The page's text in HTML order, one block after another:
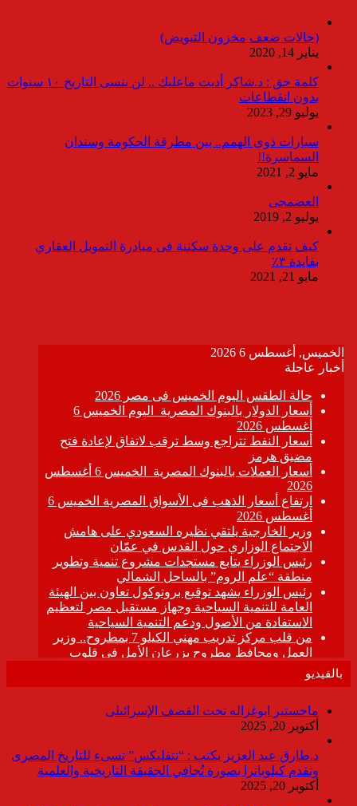
(حالات ضعف مخزون التبويض)
يناير 14, 2020
كلمة حق : د.شاكر أديت ماعليك .. لن ينسى التاريخ ١٠ سنوات
بدون انقطاعات
يوليو 29, 2023
سيارات ذوى الهمم.. بين مطرقة الحكومة وسندان
السماسرة!!
مايو 2, 2021
العضمجى
يوليو 2, 2019
كيف تقدم على وحدة سكنية فى مبادرة التمويل العقاري
بفايدة ٣٪
مايو 21, 2021
بالفيديو
ماجستير ابوغزاله تحت القصف الإسرائيلى
أكتوبر 20, 2025
د.طارق عبد العزيز يكتب : “نتفليكس” تسىء للتاريخ المصرى
وتقدم كيلوباترا بصورة تُجافي الحقيقة التاريخية والعلمية
أكتوبر 20, 2025